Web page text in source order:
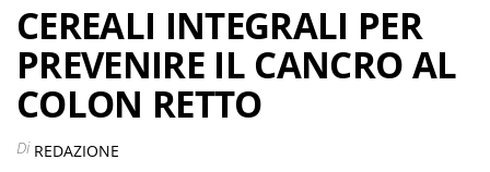
CEREALI INTEGRALI PER
PREVENIRE IL CANCRO AL
COLON RETTO
Di REDAZIONE